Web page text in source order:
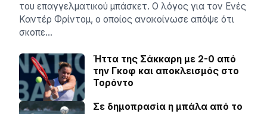
του επαγγελματικού μπάσκετ. Ο λόγος για τον Ενές
Καντέρ Φρίντομ, ο οποίος ανακοίνωσε απόψε ότι
σκοπε…
Ήττα της Σάκκαρη με 2-0 από
την Γκοφ και αποκλεισμός στο
Τορόντο
Σε δημοπρασία η μπάλα από το